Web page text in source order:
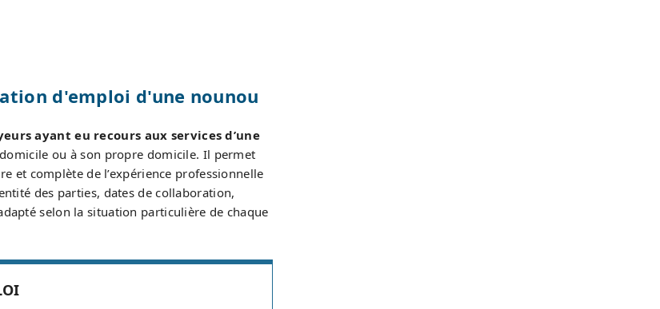
d'emploi d'une nounou
ayant eu recours aux services d’une
ou à son propre domicile. Il permet
et complète de l’expérience professionnelle
des parties, dates de collaboration,
selon la situation particulière de chaque